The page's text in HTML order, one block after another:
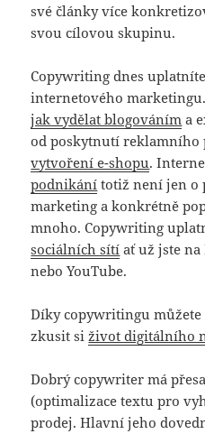
své články více
svou cílovou skupinu.
Copywriting dnes
internetového
jak vydělat blogováním a
od poskytnutí
vytvoření e-shopu.
podnikání totiž není jen o
marketing a konkrétně
mnoho. Copywriting
sociálních sítí ať už jste na
nebo YouTube.
Díky copywritingu můžete
zkusit siživot digitálního
Dobrý copywriter má
(optimalizace textu pro
prodej. Hlavní jeho